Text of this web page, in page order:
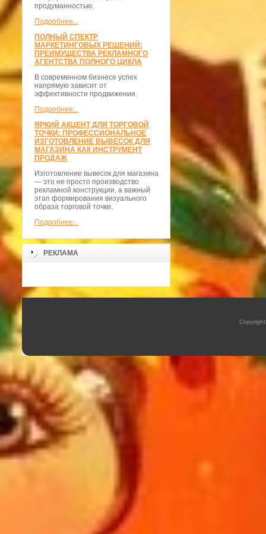
продуманностью.
Подробнее...
ПОЛНЫЙ СПЕКТР
МАРКЕТИНГОВЫХ РЕШЕНИЙ:
ПРЕИМУЩЕСТВА РЕКЛАМНОГО
АГЕНТСТВА ПОЛНОГО ЦИКЛА
В современном бизнесе успех
напрямую зависит от
эффективности продвижения.
Подробнее...
ЯРКИЙ АКЦЕНТ ДЛЯ ТОРГОВОЙ
ТОЧКИ: ПРОФЕССИОНАЛЬНОЕ
ИЗГОТОВЛЕНИЕ ВЫВЕСОК ДЛЯ
МАГАЗИНА КАК ИНСТРУМЕНТ
ПРОДАЖ
Изготовление вывесок для магазина
— это не просто производство
рекламной конструкции, а важный
этап формирования визуального
образа торговой точки.
Подробнее...
РЕКЛАМА